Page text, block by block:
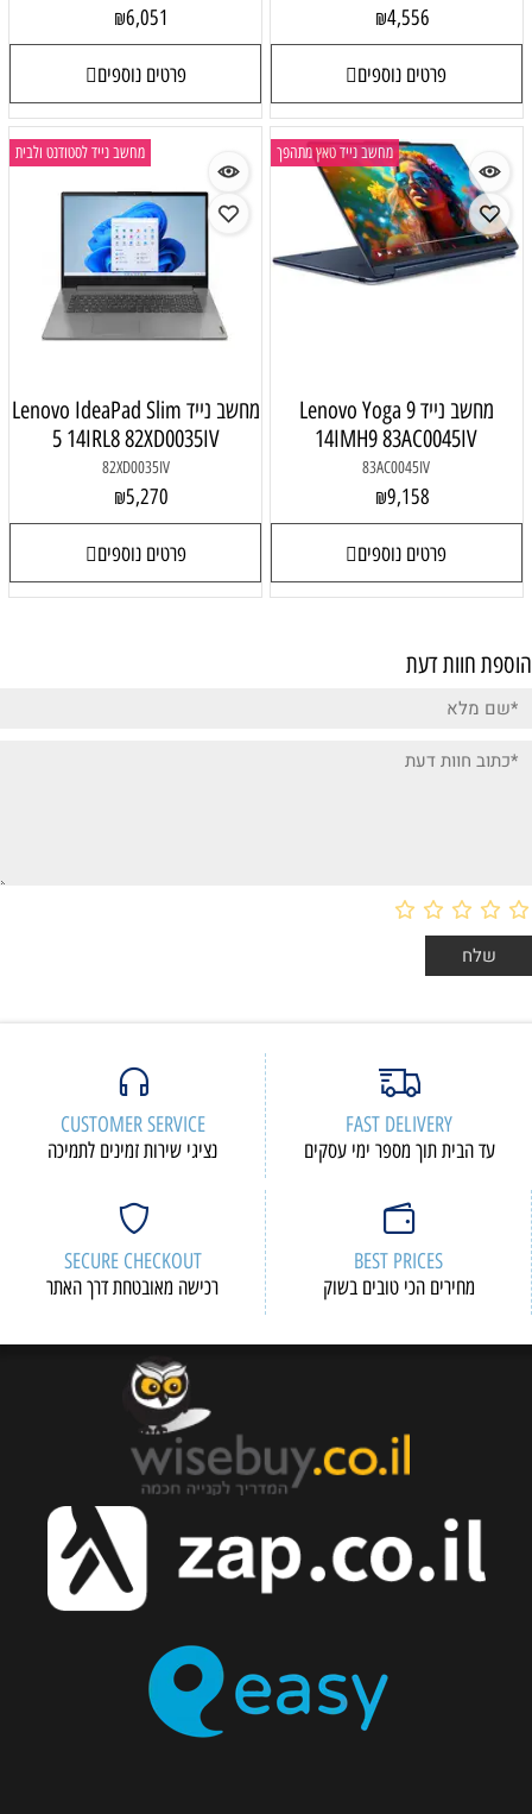
₪4,556
פרטים נוספים
₪6,051
פרטים נוספים
מחשב נייד טאץ מתהפך
מחשב נייד Lenovo Yoga 9
14IMH9 83AC0045IV
83AC0045IV
₪9,158
פרטים נוספים
מחשב נייד לסטודנט ולבית
מחשב נייד Lenovo IdeaPad Slim
5 14IRL8 82XD0035IV
82XD0035IV
₪5,270
פרטים נוספים
הוספת חוות דעת
FAST DELIVERY
עד הבית תוך מספר ימי עסקים
CUSTOMER SERVICE
נציגי שירות זמינים לתמיכה
BEST PRICES
מחירים הכי טובים בשוק
SECURE CHECKOUT
רכישה מאובטחת דרך האתר